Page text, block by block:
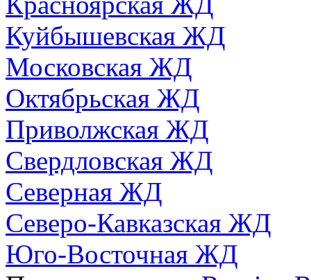
Куйбышевская ЖД
Московская ЖД
Октябрьская ЖД
Приволжская ЖД
Свердловская ЖД
Северная ЖД
Северо-Кавказская ЖД
Юго-Восточная ЖД